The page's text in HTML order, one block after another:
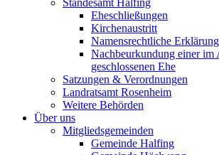
Standesamt Halfing
Eheschließungen
Kirchenaustritt
Namensrechtliche
Nachbeurkundung einer im
geschlossenen Ehe
Satzungen & Verordnungen
Landratsamt Rosenheim
Weitere Behörden
Über uns
Mitgliedsgemeinden
Gemeinde Halfing